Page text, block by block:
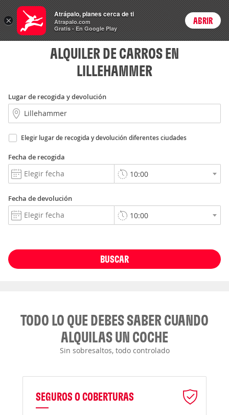
Rent
a Car Login
ALQUILER DE CARROS EN
LILLEHAMMER
Lugar de recogida y devolución
Elegir lugar de recogida y devolución diferentes ciudades
Fecha de recogida
Fecha de devolución
BUSCAR
TODO LO QUE DEBES SABER CUANDO
ALQUILAS UN COCHE
Sin sobresaltos, todo controlado
SEGUROS O COBERTURAS
×
Atrápalo, planes cerca de ti
Atrapalo.com
Gratis - En Google Play
ABRIR